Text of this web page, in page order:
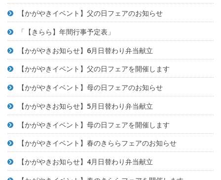
【かがやきイベント】父の日フェアのお知らせ
「【きらら】年間行事予定表」
【かがやきお知らせ】6月日替わり弁当献立
【かがやきイベント】父の日フェアを開催します
【かがやきイベント】母の日フェアのお知らせ
【かがやきお知らせ】5月日替わり弁当献立
【かがやきイベント】母の日フェアを開催します
【かがやきイベント】春のきららフェアのお知らせ
【かがやきお知らせ】4月日替わり弁当献立